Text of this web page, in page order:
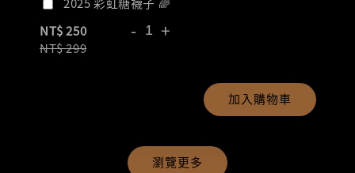
NT$ 250
NT$ 299
- +
加入購物車
瀏覽更多